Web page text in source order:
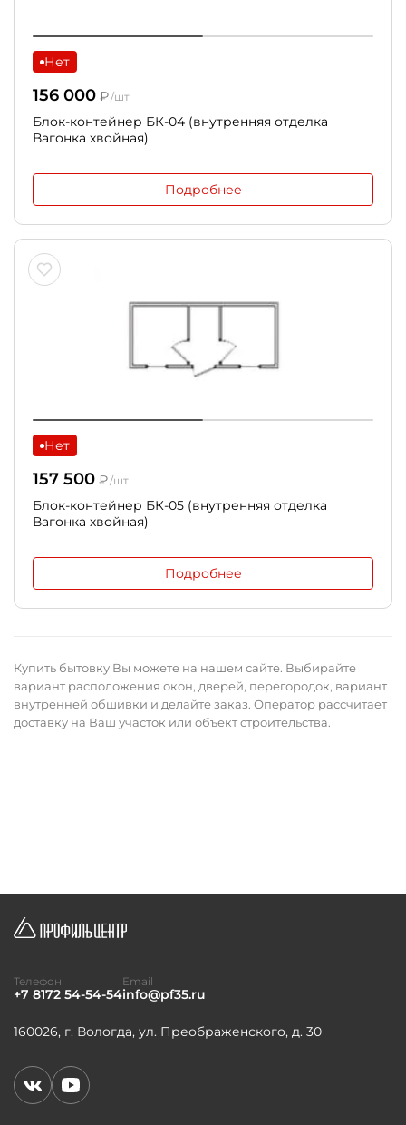
Нет
156 000 ₽/шт
Блок-контейнер БК-04 (внутренняя отделка
Вагонка хвойная)
Подробнее
Нет
157 500 ₽/шт
Блок-контейнер БК-05 (внутренняя отделка
Вагонка хвойная)
Подробнее
Купить бытовку Вы можете на нашем сайте. Выбирайте
вариант расположения окон, дверей, перегородок, вариант
внутренней обшивки и делайте заказ. Оператор рассчитает
доставку на Ваш участок или объект строительства.
160026, г. Вологда, ул. Преображенского, д. 30
Телефон
+7 8172 54-54-54
Email
info@pf35.ru